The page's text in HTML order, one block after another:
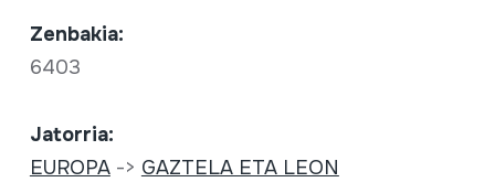
Zenbakia:
6403
Jatorria:
EUROPA-> GAZTELA ETA LEON